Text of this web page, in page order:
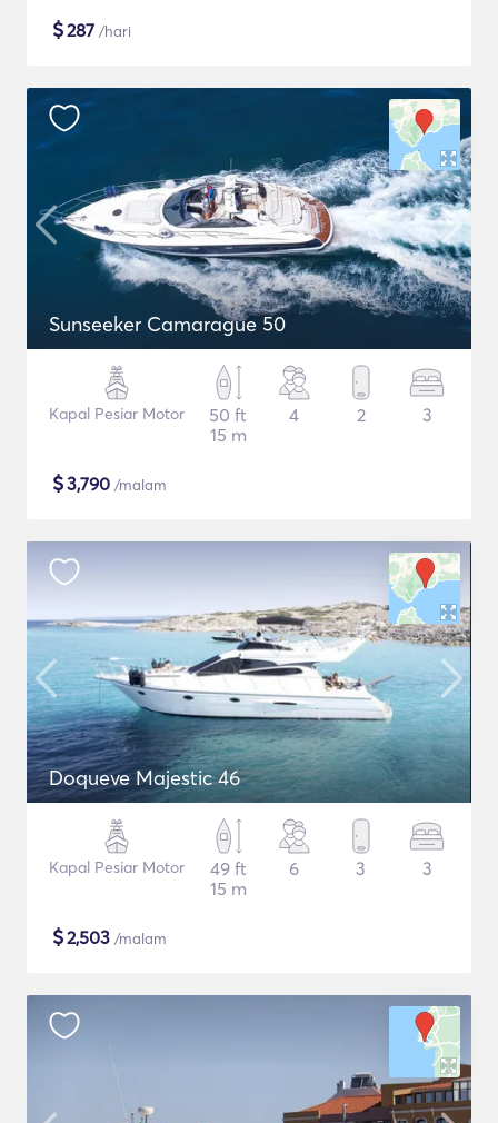
$287 /hari
Sunseeker Camarague 50
Kapal Pesiar Motor
50 ft
15 m
4 2 3
$3,790 /malam
Doqueve Majestic 46
Kapal Pesiar Motor
49 ft
15 m
6 3 3
$2,503 /malam